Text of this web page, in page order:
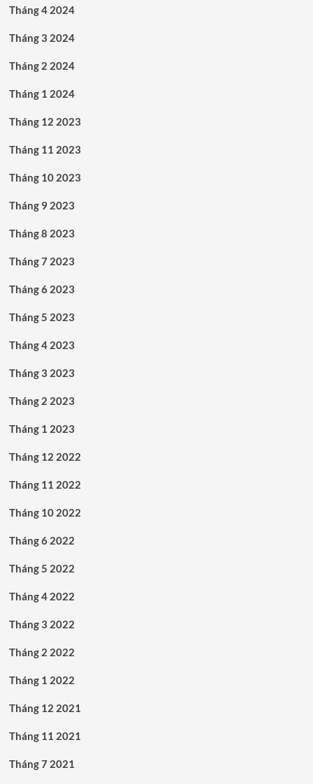
Tháng 4 2024
Tháng 3 2024
Tháng 2 2024
Tháng 1 2024
Tháng 12 2023
Tháng 11 2023
Tháng 10 2023
Tháng 9 2023
Tháng 8 2023
Tháng 7 2023
Tháng 6 2023
Tháng 5 2023
Tháng 4 2023
Tháng 3 2023
Tháng 2 2023
Tháng 1 2023
Tháng 12 2022
Tháng 11 2022
Tháng 10 2022
Tháng 6 2022
Tháng 5 2022
Tháng 4 2022
Tháng 3 2022
Tháng 2 2022
Tháng 1 2022
Tháng 12 2021
Tháng 11 2021
Tháng 7 2021